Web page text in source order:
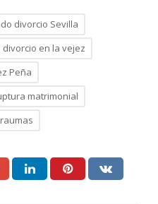
divorcio Sevilla
divorcio en la vejez
Peña
matrimonial